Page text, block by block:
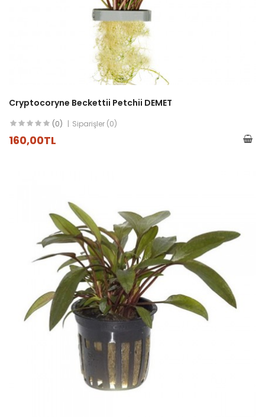
Cryptocoryne Beckettii Petchii DEMET
(0) Siparişler (0)
160,00TL